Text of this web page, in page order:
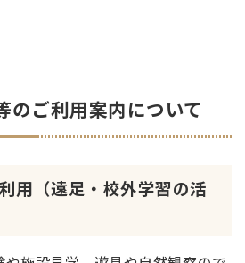
のご利用案内について
用（遠足・校外学習の活